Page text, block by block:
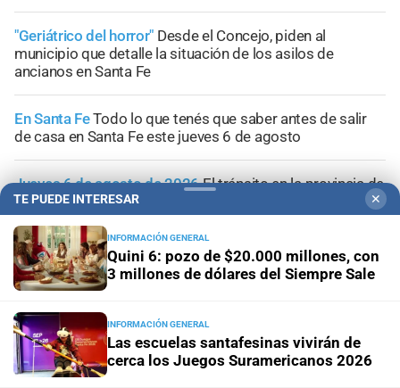
"Geriátrico del horror" Desde el Concejo, piden al
municipio que detalle la situación de los asilos de
ancianos en Santa Fe
En Santa FeTodo lo que tenés que saber antes de salir
de casa en Santa Fe este jueves 6 de agosto
Jueves 6 de agosto de 2026El tránsito en la provincia de
Santa Fe; la información minuto a minuto
Hace casi 40 años El día que miles de santafesinos
peregrinaron a Paraná para ver cara a cara al Papa
+Sucesos
TE PUEDE INTERESAR ✕
INFORMACIÓN GENERAL
Quini 6: pozo de $20.000 millones, con
3 millones de dólares del Siempre Sale
INFORMACIÓN GENERAL
Las escuelas santafesinas vivirán de
cerca los Juegos Suramericanos 2026